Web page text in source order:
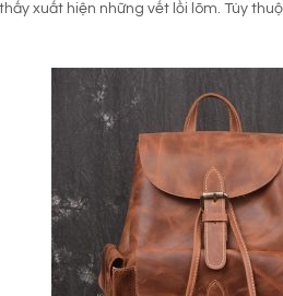
xuất hiện những vết lồi lõm. Tùy